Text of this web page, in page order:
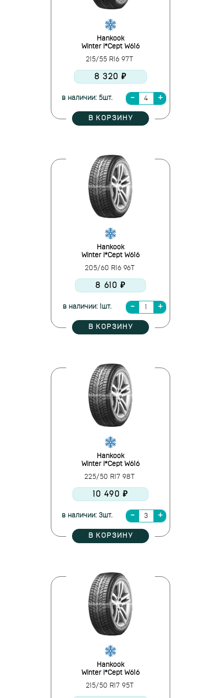
Hankook
Winter i*Cept W616
215/55 R16 97T
8 320 ₽
в наличии: 5шт.
В КОРЗИНУ
Hankook
Winter i*Cept W616
205/60 R16 96T
8 610 ₽
в наличии: 1шт.
В КОРЗИНУ
Hankook
Winter i*Cept W616
225/50 R17 98T
10 490 ₽
в наличии: 3шт.
В КОРЗИНУ
Hankook
Winter i*Cept W616
215/50 R17 95T